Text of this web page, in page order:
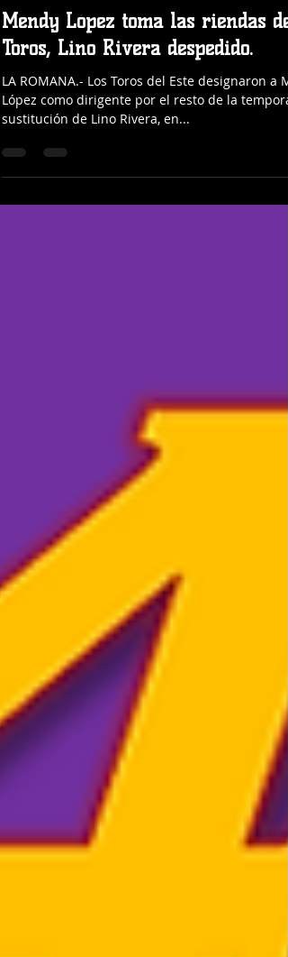
Winterballdata Admin
6 dic 2023
1 min de lectura
Mendy López toma las riendas de
Toros, Lino Rivera despedido.
LA ROMANA.- Los Toros del Este designaron a
sustitución de Lino Rivera, en...